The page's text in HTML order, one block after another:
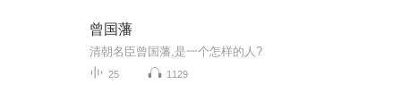
曾国藩
清朝名臣曾国藩,是一个怎样的人?
25 1129